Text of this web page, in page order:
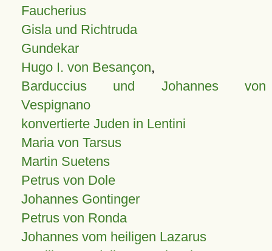
Faucherius
Gisla und Richtruda
Gundekar
Hugo I. von Besançon,
Barduccius und Johannes von
Vespignano
konvertierte Juden in Lentini
Maria von Tarsus
Martin Suetens
Petrus von Dole
Johannes Gontinger
Petrus von Ronda
Johannes vom heiligen Lazarus